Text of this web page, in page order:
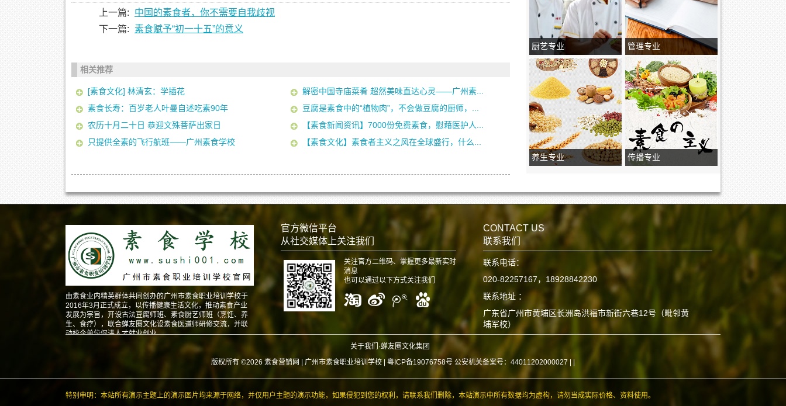
厨艺专业 管理专业
养生专业 传播专业
上一篇:
中国的素食者，你不需要自我歧视
下一篇: 素食赋予“初一十五”的意义
相关推荐
[素食文化] 林清玄：学插花
解密中国寺庙菜肴 超然美味直达心灵——广州素...
素食长寿：百岁老人叶曼自述吃素90年
豆腐是素食中的“植物肉”，不会做豆腐的厨师，...
农历十月二十日 恭迎文殊菩萨出家日
【素食新闻资讯】7000份免费素食，慰藉医护人...
只提供全素的飞行航班——广州素食学校
【素食文化】素食者主义之风在全球盛行，什么...
由素食业内精英群体共同创办的广州市素食职业培训学校于
2016年3月正式成立，以传播健康生活文化，推动素食产业
发展为宗旨，开设古法豆腐师班、素食厨艺师班（烹饪、养
生、食疗），联合蝉友圈文化设素食医道师研修交流，并联
动校企单位促进人才就业创业。
官方微信平台
从社交媒体上关注我们
关注官方二维码、掌握更多最新实时
消息
也可以通过以下方式关注我们
CONTACT US
联系我们
联系电话：
020-82257167，18928842230
联系地址 ：
广东省广州市黄埔区长洲岛洪福市新街六巷12号（毗邻黄
埔军校）
关于我们·蝉友圈文化集团
版权所有 ©2026 素食营销网 | 广州市素食职业培训学校 | 粤ICP备19076758号 公安机关备案号：44011202000027 |
特别申明：本站所有演示主题上的演示图片均来源于网络，并仅用户主题的演示功能，如果侵犯到您的权利，请联系我们删除，本站演示中所有数据均为虚构，请勿当成实际价格、资料使用。